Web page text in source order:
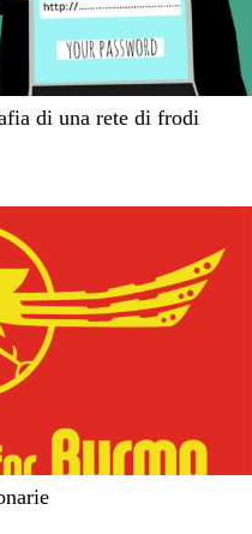
di una rete di frodi